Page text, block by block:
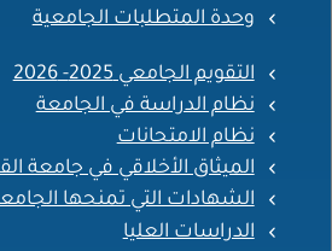
وحدة المتطلبات الجامعية
التقويم الجامعي 2025- 2026
نظام الدراسة في الجامعة
نظام الامتحانات
الميثاق الأخلاقي في جامعة
الشهادات التي تمنحها
الدراسات العليا